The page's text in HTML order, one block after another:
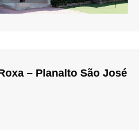
– Planalto São José